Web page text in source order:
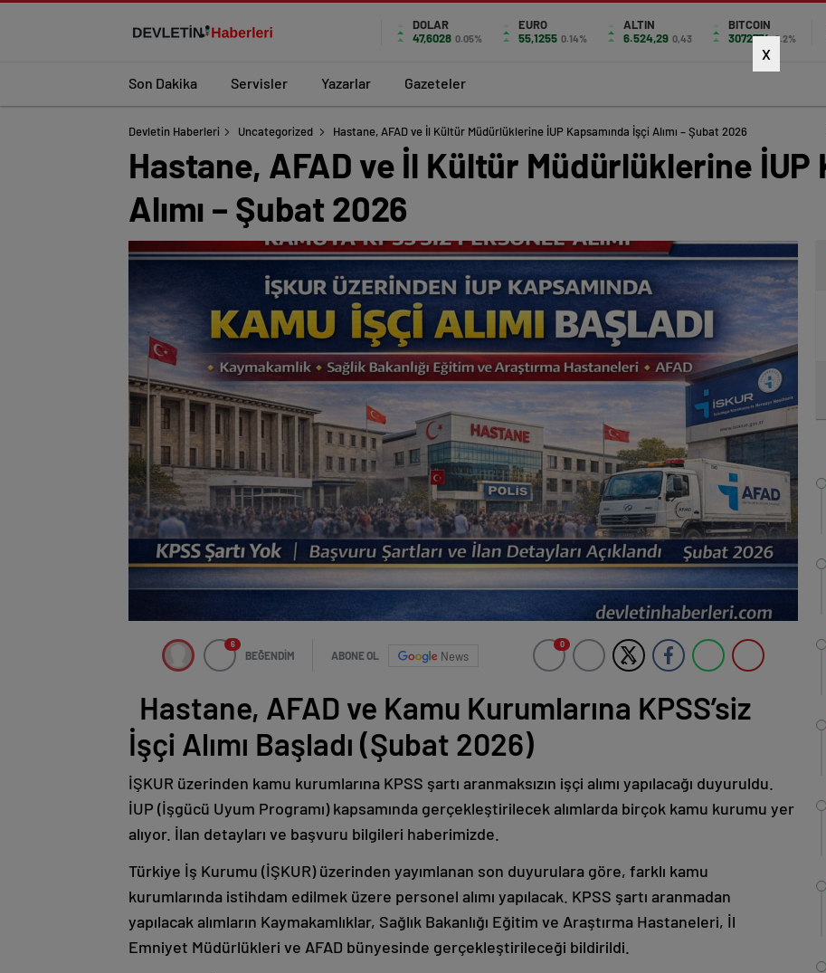
DOLAR
47,6028 0.05%
EURO
55,1255 0.14%
ALTIN
6.524,29 0,43
BITCOIN
3072774 0.2%
Son Dakika Servisler Yazarlar Gazeteler
X
Devletin Haberleri Uncategorized Hastane, AFAD ve İl Kültür Müdürlüklerine İUP Kapsamında İşçi Alımı – Şubat 2026
Hastane, AFAD ve İl Kültür Müdürlüklerine İUP
Alımı – Şubat 2026
6
BEĞENDİM ABONE OL News
0
Hastane, AFAD ve Kamu Kurumlarına KPSS’siz
İşçi Alımı Başladı (Şubat 2026)
İŞKUR üzerinden kamu kurumlarına KPSS şartı aranmaksızın işçi alımı yapılacağı duyuruldu.
İUP (İşgücü Uyum Programı) kapsamında gerçekleştirilecek alımlarda birçok kamu kurumu yer
alıyor. İlan detayları ve başvuru bilgileri haberimizde.
Türkiye İş Kurumu (İŞKUR) üzerinden yayımlanan son duyurulara göre, farklı kamu
kurumlarında istihdam edilmek üzere personel alımı yapılacak. KPSS şartı aranmadan
yapılacak alımların Kaymakamlıklar, Sağlık Bakanlığı Eğitim ve Araştırma Hastaneleri, İl
Emniyet Müdürlükleri ve AFAD bünyesinde gerçekleştirileceği bildirildi.